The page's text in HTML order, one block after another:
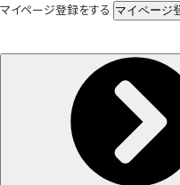
マイページ登録をする